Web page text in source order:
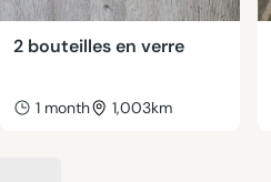
2 bouteilles en verre
1 month 1,003km